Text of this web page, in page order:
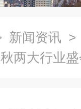
新闻资讯 >
两大行业